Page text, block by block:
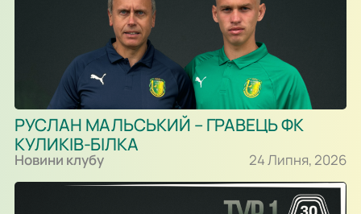
РУСЛАН МАЛЬСЬКИЙ – ГРАВЕЦЬ ФК
КУЛИКІВ-БІЛКА
Новини клубу 24 Липня, 2026